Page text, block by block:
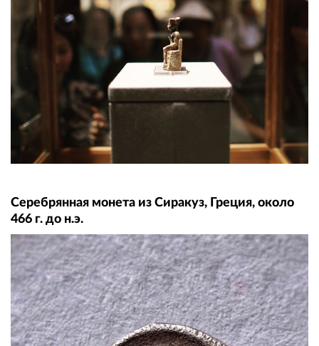
Серебрянная монета из Сиракуз, Греция, около
466 г. до н.э.